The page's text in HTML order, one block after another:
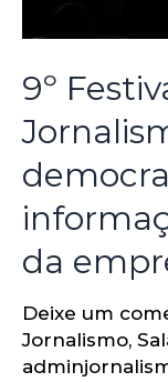
9º
da
Deixe um
Jornalismo,